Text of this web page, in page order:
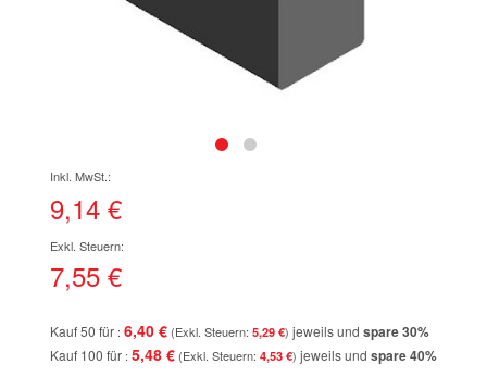
der
Bildgalerie
9,14 €
7,55 €
Kauf 50 für 6,40 € 5,29 € jeweils und spare30%
Kauf 100 für 5,48 € 4,53 € jeweils und spare40%